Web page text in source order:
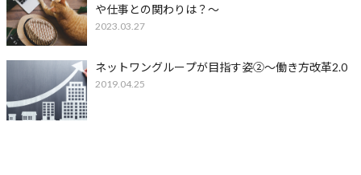
や仕事との関わりは？～
2023.03.27
ネットワングループが目指す姿②～働き方改革2.0
2019.04.25